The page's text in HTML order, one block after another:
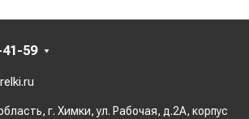
59
г. Химки, ул. Рабочая, д.2А, корпус